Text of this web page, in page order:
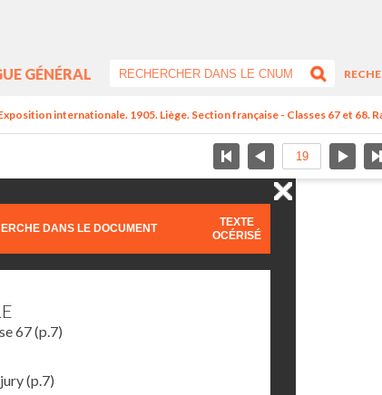
GÉNÉRAL
internationale. 1905. Liège. Section française - Classes 67 et 68.
DANS LE DOCUMENT
TEXTE
OCÉRISÉ
67(p.7)
(p.7)